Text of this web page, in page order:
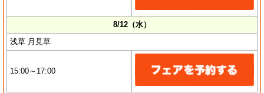
8/12（水）
浅草 月見草
15:00～17:00